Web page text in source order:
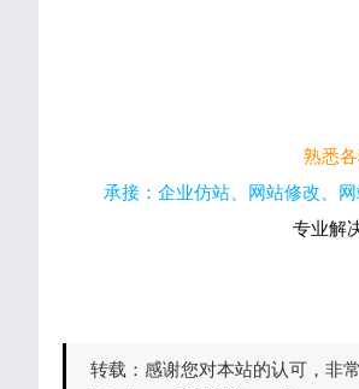
熟悉
承接：企业仿站、网站修改、
专业解
转载： 感谢您对本站的认可，非